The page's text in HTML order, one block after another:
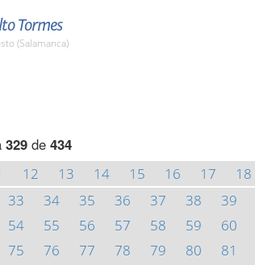
Tormes
(Salamanca)
329de 434
12 13 14 15 16 17 18
33 34 35 36 37 38 39
54 55 56 57 58 59 60
75 76 77 78 79 80 81